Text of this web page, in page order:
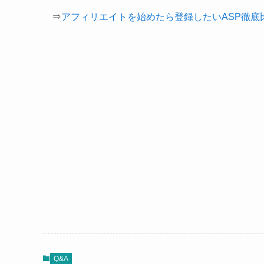
⇒アフィリエイトを始めたら登録したいASP徹底
Q&A